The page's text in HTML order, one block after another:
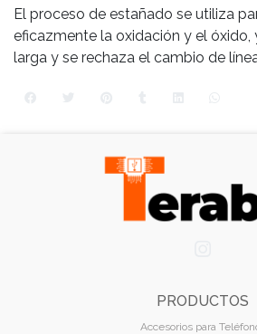
El proceso de estañado se utiliza
eficazmente la oxidación y el óxido,
larga y se rechaza el cambio de
PRODUCTOS
Accesorios para